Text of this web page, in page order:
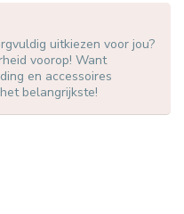
uitkiezen voor jou?
voorop! Want
en accessoires
belangrijkste!